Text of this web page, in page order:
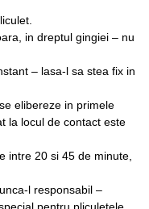
in dreptul gingiei – nu
– lasa-l sa stea fix in
elibereze in primele
la locul de contact este
intre 20 si 45 de minute,
l responsabil –